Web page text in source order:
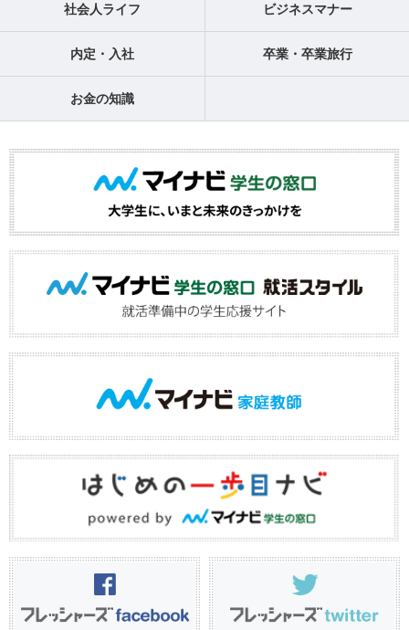
社会人ライフ ビジネスマナー
内定・入社 卒業・卒業旅行
お金の知識